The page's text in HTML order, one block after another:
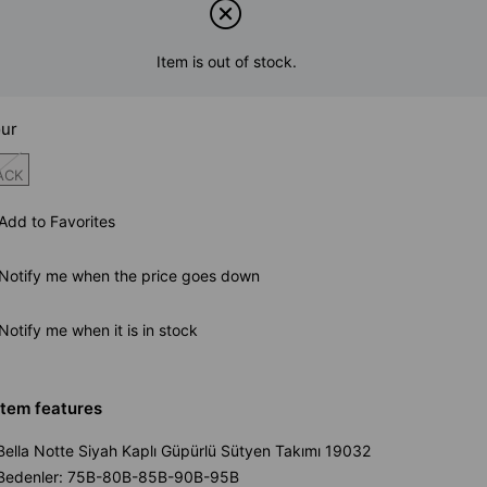
Item is out of stock.
Add to Favorites
Notify me when the price goes down
Notify me when it is in stock
features
Notte Siyah Kaplı Güpürlü Sütyen Takımı 19032
75B-80B-85B-90B-95B